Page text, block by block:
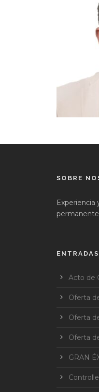
SOBRE
Acto de
Oferta
Oferta
Oferta
GRAN